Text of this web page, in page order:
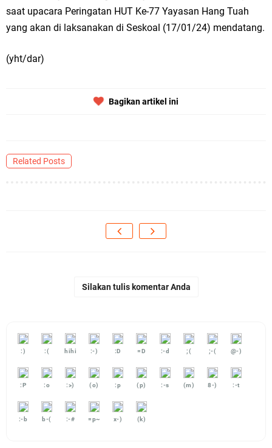
saat upacara Peringatan HUT Ke-77 Yayasan Hang Tuah
yang akan di laksanakan di Seskoal (17/01/24) mendatang.
(yht/dar)
Bagikan artikel ini
Related Posts
Silakan tulis komentar Anda
:) :( hihi :-) :D =D :-d ;( ;-( @-)
:P :o :>) (o) :p (p) :-s (m) 8-) :-t
:-b b-( :-# =p~ x-) (k)